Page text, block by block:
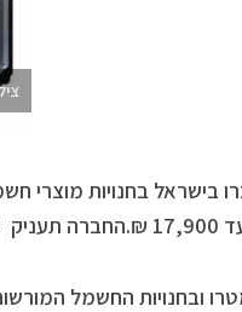
בישראל בחנויות מוצרי
ובחנויות החשמל